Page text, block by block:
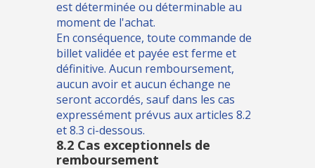
est déterminée ou déterminable au
moment de l'achat.
En conséquence, toute commande de
billet validée et payée est ferme et
définitive. Aucun remboursement,
aucun avoir et aucun échange ne
seront accordés, sauf dans les cas
expressément prévus aux articles 8.2
et 8.3 ci-dessous.
8.2 Cas exceptionnels de
remboursement